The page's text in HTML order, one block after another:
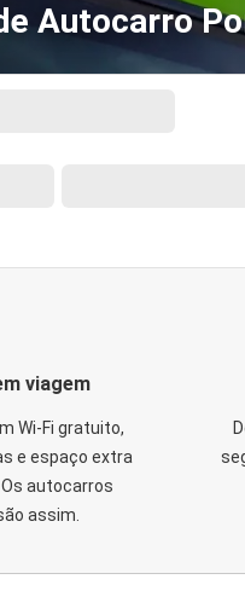
Autocarro
viagem
Wi-Fi gratuito,
e espaço extra
autocarros
assim.